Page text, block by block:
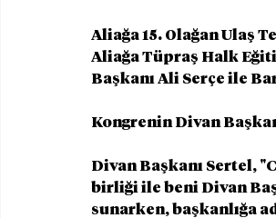
Aliağa 15. Olağan Ulaş
Aliağa Tüpraş Halk
Başkanı Ali Serçe ile
Kongrenin Divan
Divan Başkanı Sertel,
birliği ile beni Divan
sunarken, başkanlığa